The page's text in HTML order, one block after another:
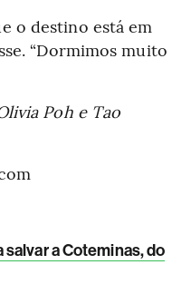
o destino está em
“Dormimos muito
Poh e Tao
salvar a Coteminas, do